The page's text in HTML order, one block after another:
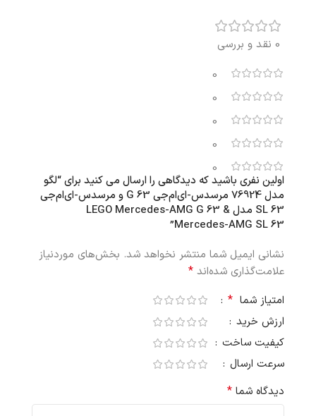
0 نقد و بررسی
0
0
0
0
0
اولین نفری باشید که دیدگاهی را ارسال می کنید برای “لگو
مدل 76924 مرسدس-ای‌ام‌جی G 63 و مرسدس-ای‌ام‌جی
SL 63 مدل LEGO Mercedes-AMG G 63 &
Mercedes-AMG SL 63”
نشانی ایمیل شما منتشر نخواهد شد. بخش‌های موردنیاز
علامت‌گذاری شده‌اند *
امتیاز شما *
ارزش خرید
کیفیت ساخت
سرعت ارسال
دیدگاه شما *